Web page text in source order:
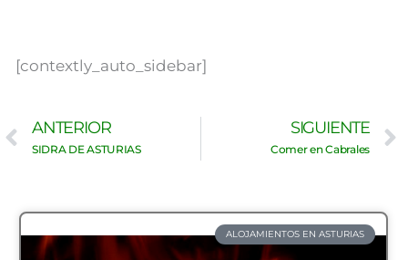
[contextly_auto_sidebar]
Ant
ANTERIOR
SIDRA DE ASTURIAS
SIGUIENTE
Comer en Cabrales
ALOJAMIENTOS EN ASTURIAS